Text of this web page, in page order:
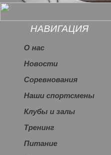
НАВИГАЦИЯ
О нас
Новости
Соревнования
Наши спортсмены
Клубы и залы
Тренинг
Питание